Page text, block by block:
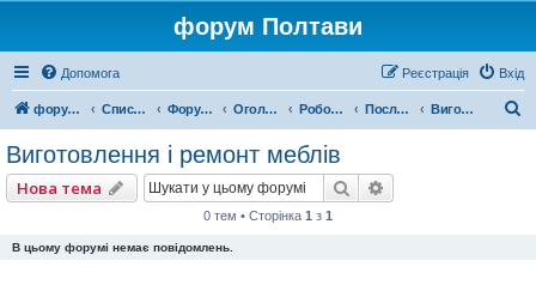
форум Полтави
Допомога Вхід
Реєстрація
форум Полтави Список форумів Форум міста Полтава Оголошення міста Полтава Робота, Послуги, Бізнес Послуги Виготовлення і ремонт меблів
Виготовлення і ремонт меблів
Нова тема Пошук
0 тем • Сторінка 1 з 1
В цьому форумі немає повідомлень.